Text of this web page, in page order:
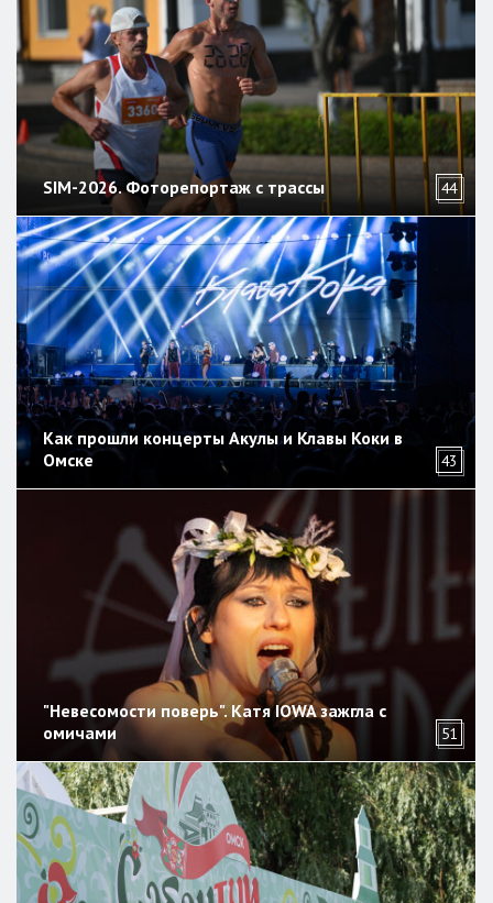
SIM-2026. Фоторепортаж с трассы 44
Как прошли концерты Акулы и Клавы Коки в
Омске
43
"Невесомости поверь". Катя IOWA зажгла с
омичами
51